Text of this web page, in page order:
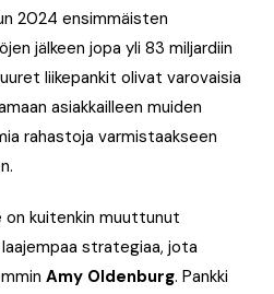
2024 ensimmäisten
jälkeen jopa yli 83 miljardiin
liikepankit olivat varovaisia
asiakkailleen muiden
rahastoja varmistaakseen
on kuitenkin muuttunut
strategiaa, jota
Amy Oldenburg. Pankki